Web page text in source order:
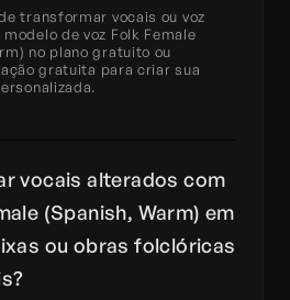
transformar vocais ou voz
de voz Folk Female
no plano gratuito ou
gratuita para criar sua
vocais alterados com
(Spanish, Warm) em
ou obras folclóricas